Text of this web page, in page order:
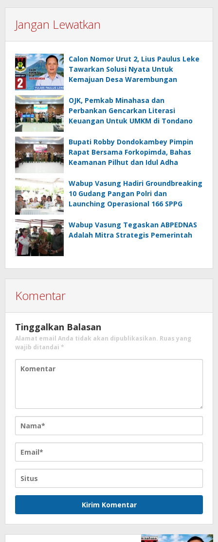
Jangan Lewatkan
Calon Nomor Urut 2, Lius Paulus Leke
Tawarkan Solusi Nyata Untuk
Kemajuan Desa Warembungan
OJK, Pemkab Minahasa dan
Perbankan Gencarkan Literasi
Keuangan Untuk UMKM di Tondano
Bupati Robby Dondokambey Pimpin
Rapat Bersama Forkopimda, Bahas
Keamanan Pilhut dan Idul Adha
Wabup Vasung Hadiri Groundbreaking
10 Gudang Pangan Polri dan
Launching Operasional 166 SPPG
Wabup Vasung Tegaskan ABPEDNAS
Adalah Mitra Strategis Pemerintah
Komentar
Tinggalkan Balasan
Alamat email Anda tidak akan dipublikasikan. Ruas yang
wajib ditandai *